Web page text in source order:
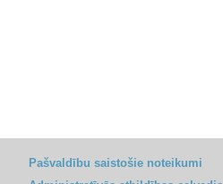
Pašvaldību saistošie noteikumi